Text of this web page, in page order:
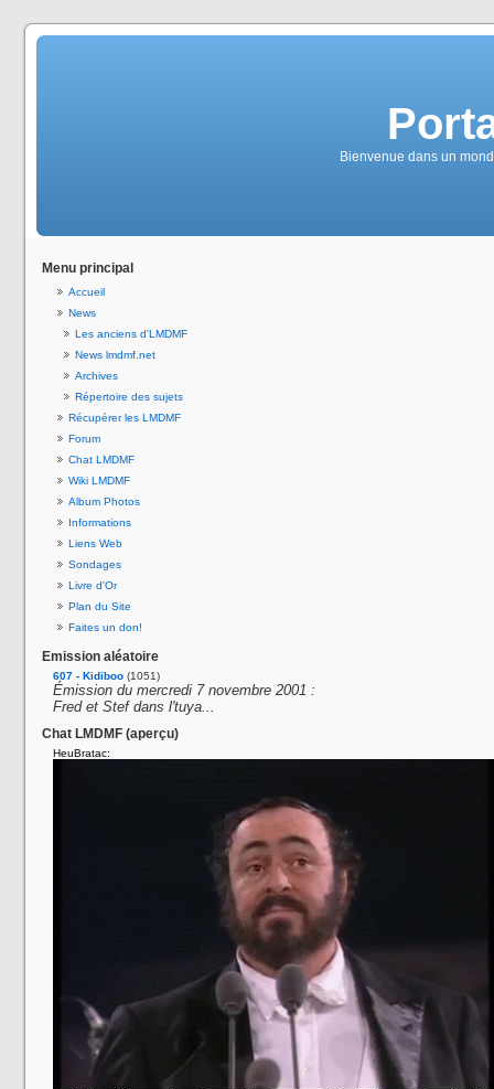
Bienvenue dans un
Menu principal
Accueil
News
Les anciens d'LMDMF
News lmdmf.net
Archives
Répertoire des sujets
Récupérer les LMDMF
Forum
Chat LMDMF
Wiki LMDMF
Album Photos
Informations
Liens Web
Sondages
Livre d'Or
Plan du Site
Faites un don!
Emission aléatoire
607 - Kidiboo (1051)
Émission du mercredi 7 novembre 2001 :
Fred et Stef dans l'tuya...
Chat LMDMF (aperçu)
HeuBratac: